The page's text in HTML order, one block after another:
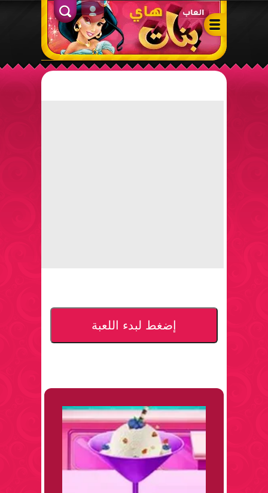
ألعاب بنات هاي – أفضل ألعاب تلبيس، مكياج، طبخ وأنشطة ممتعة
الدخول
إضغط لبدء اللعبة